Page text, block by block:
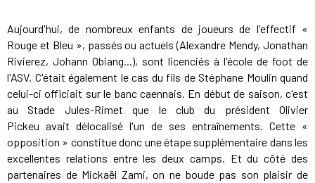
Aujourd'hui, de nombreux enfants de joueurs de l'effectif «
Rouge et Bleu », passés ou actuels (Alexandre Mendy, Jonathan
Rivierez, Johann Obiang...), sont licenciés à l'école de foot de
l'ASV. C'était également le cas du fils de Stéphane Moulin quand
celui-ci officiait sur le banc caennais. En début de saison, c'est
au Stade Jules-Rimet que le club du président Olivier
Pickeu avait délocalisé l'un de ses entraînements. Cette «
opposition » constitue donc une étape supplémentaire dans les
excellentes relations entre les deux camps. Et du côté des
partenaires de Mickaël Zami, on ne boude pas son plaisir de